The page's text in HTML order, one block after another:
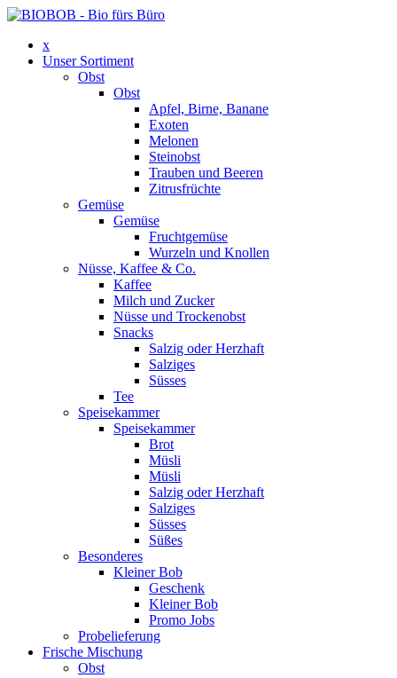
x
Unser Sortiment
Obst
Obst
Apfel, Birne, Banane
Exoten
Melonen
Steinobst
Trauben und Beeren
Zitrusfrüchte
Gemüse
Gemüse
Fruchtgemüse
Wurzeln und Knollen
Nüsse, Kaffee & Co.
Kaffee
Milch und Zucker
Nüsse und Trockenobst
Snacks
Salzig oder Herzhaft
Salziges
Süsses
Tee
Speisekammer
Speisekammer
Brot
Müsli
Müsli
Salzig oder Herzhaft
Salziges
Süsses
Süßes
Besonderes
Kleiner Bob
Geschenk
Kleiner Bob
Promo Jobs
Probelieferung
Frische Mischung
Obst